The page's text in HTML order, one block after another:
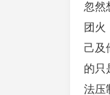
忽然
团火
己及
的只
法压